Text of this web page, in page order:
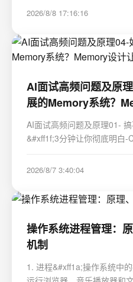
单处理流程通常包含
2026/8/8 17:16:16
AI面试高频问题及原
展的Memory系统？
下文
AI面试高频问题及原理01-
&#xff1f;3分钟让你彻底明白-
&#xff1f;2026年程序员核心
2026/8/7 3:40:04
操作系统进程管理：
机制
1. 进程&#xff1a;操作系统中